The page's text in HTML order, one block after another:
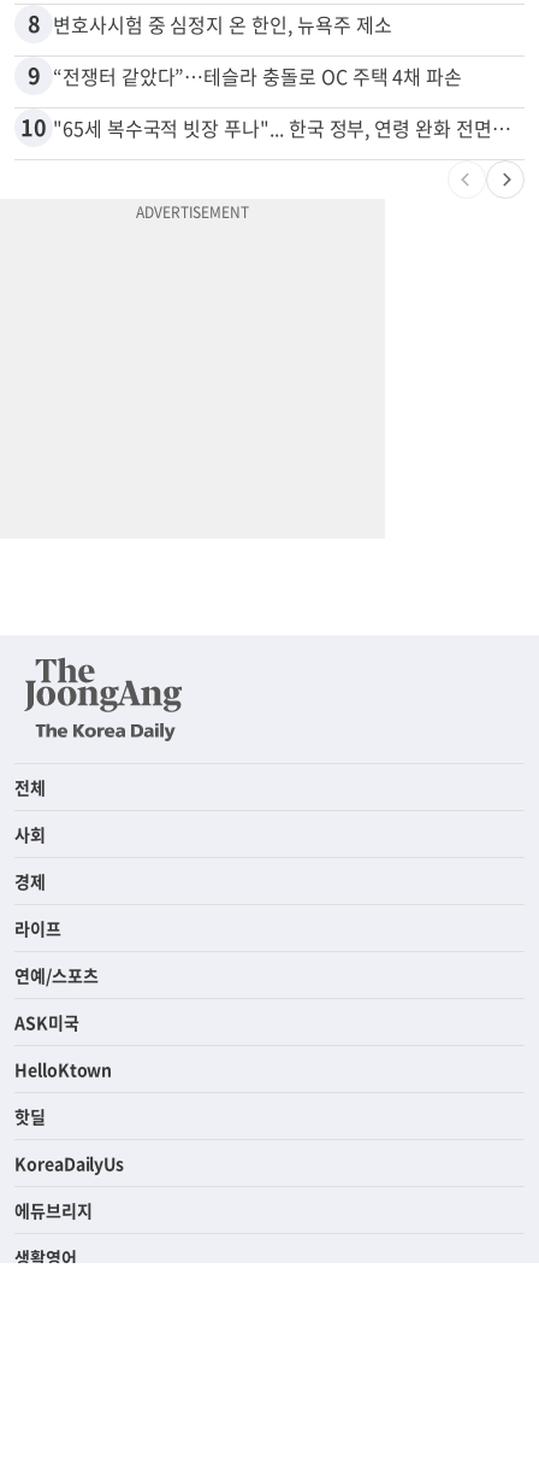
7 '14년째 도피' 한인 간호사 공개 수배…메디케어 사기 유죄
8 변호사시험 중 심정지 온 한인, 뉴욕주 제소
9 “전쟁터 같았다”…테슬라 충돌로 OC 주택 4채 파손
"65세 복수국적 빗장 푸나"... 한국 정부, 연령 완화 전면 추진
전체
사회
경제
라이프
연예/스포츠
ASK미국
HelloKtown
핫딜
KoreaDailyUs
에듀브리지